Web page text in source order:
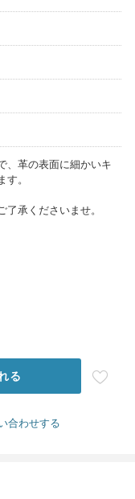
、革の表面に細かいキ
。
承くださいませ。
る
合わせする